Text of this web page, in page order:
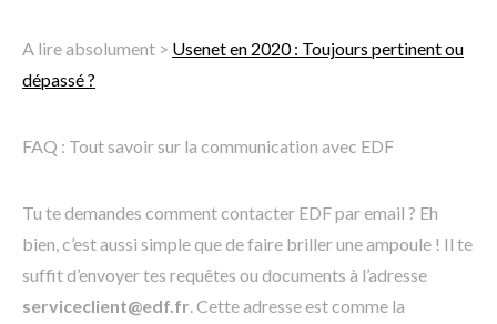
A lire absolument > Usenet en 2020 : Toujours pertinent ou
dépassé ?
FAQ : Tout savoir sur la communication avec EDF
Tu te demandes comment contacter EDF par email ? Eh
bien, c’est aussi simple que de faire briller une ampoule ! Il te
suffit d’envoyer tes requêtes ou documents à l’adresse
serviceclient@edf.fr . Cette adresse est comme la